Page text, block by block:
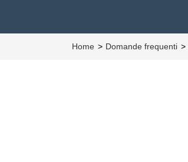
Home Domande frequenti